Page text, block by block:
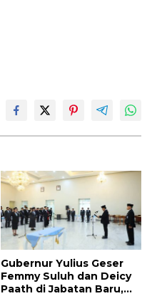
Gubernur Yulius Geser
Femmy Suluh dan Deicy
Paath di Jabatan Baru,